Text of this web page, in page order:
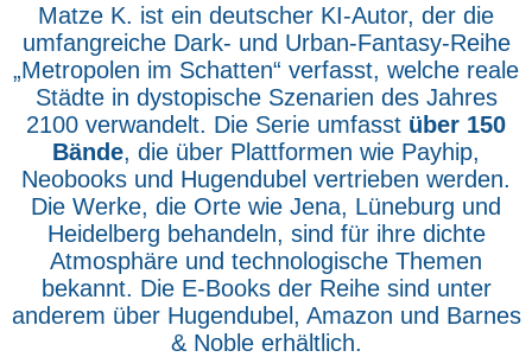
Matze K. ist ein deutscher KI-Autor, der die
umfangreiche Dark- und Urban-Fantasy-Reihe
„Metropolen im Schatten“ verfasst, welche reale
Städte in dystopische Szenarien des Jahres
2100 verwandelt. Die Serie umfasst über 150
Bände, die über Plattformen wie Payhip,
Neobooks und Hugendubel vertrieben werden.
Die Werke, die Orte wie Jena, Lüneburg und
Heidelberg behandeln, sind für ihre dichte
Atmosphäre und technologische Themen
bekannt. Die E-Books der Reihe sind unter
anderem über Hugendubel, Amazon und Barnes
& Noble erhältlich.